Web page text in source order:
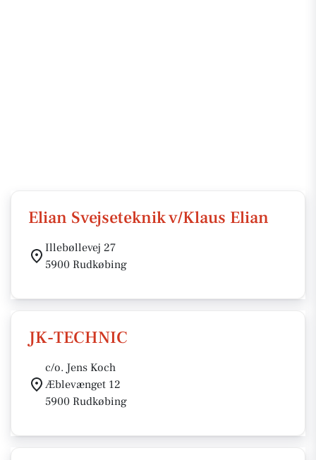
Elian Svejseteknik v/Klaus Elian
Illebøllevej 27
5900 Rudkøbing
JK-TECHNIC
c/o. Jens Koch
Æblevænget 12
5900 Rudkøbing